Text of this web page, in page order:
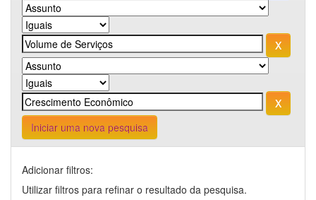
Iniciar uma nova pesquisa
Adicionar filtros:
Utilizar filtros para refinar o resultado da pesquisa.